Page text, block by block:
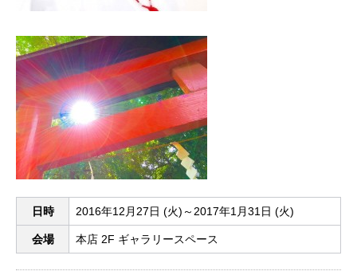
日時 2016年12月27日 (火)～2017年1月31日 (火)
会場 本店 2F ギャラリースペース